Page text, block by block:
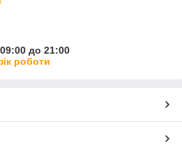
до 21:00
роботи